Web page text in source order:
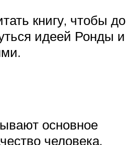
книгу, чтобы до
идеей Ронды и
основное
человека,